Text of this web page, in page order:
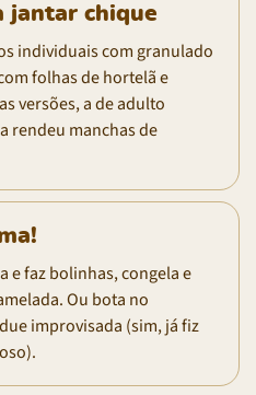
jantar chique
individuais com granulado
folhas de hortelã e
versões, a de adulto
rendeu manchas de
e faz bolinhas, congela e
Ou bota no
improvisada (sim, já fiz